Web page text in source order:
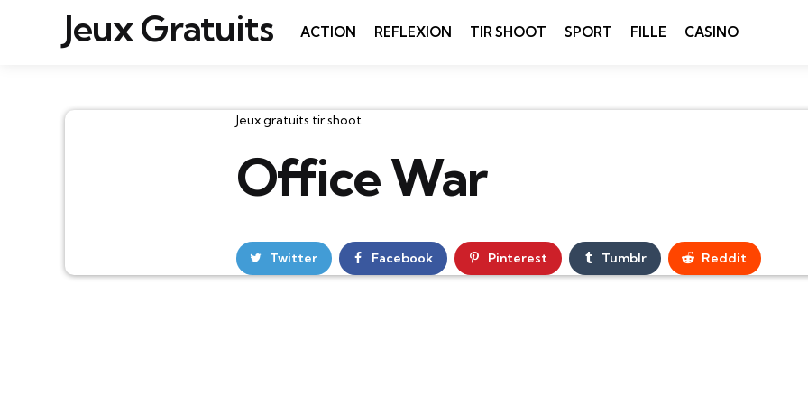
Jeux Gratuits ACTION REFLEXION TIR SHOOT SPORT FILLE CASINO
Catégories
Jeux gratuits tir shoot
Office War
Twitter Facebook Pinterest Tumblr Reddit